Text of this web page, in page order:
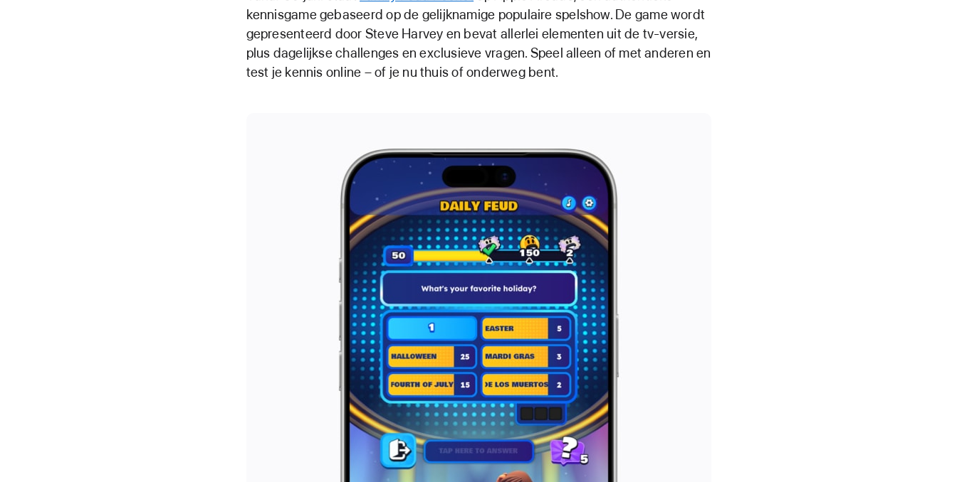
kennisgame gebaseerd op de gelijknamige populaire spelshow. De game wordt
gepresenteerd door Steve Harvey en bevat allerlei elementen uit de tv-versie,
plus dagelijkse challenges en exclusieve vragen. Speel alleen of met anderen en
test je kennis online – of je nu thuis of onderweg bent.